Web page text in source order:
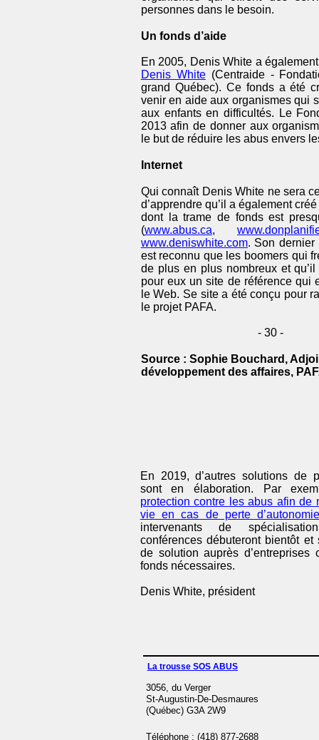
personnes dans le besoin.
Un fonds d’aide
En 2005, Denis White a
Denis White(Centraide -
grand Québec). Ce fonds a été
venir en aide aux organismes qui
aux enfants en difficultés. Le
2013 afin de donner aux
le but de réduire les abus envers
Internet
Qui connaît Denis White ne sera
d’apprendre qu’il a également
dont la trame de fonds est
(www.abus.ca,
www.deniswhite.com. Son
est reconnu que les boomers qui
de plus en plus nombreux et
pour eux un site de référence qui
le Web. Se site a été conçu pour
le projet PAFA.
- 30 -
Source : Sophie Bouchard,
développement des affaires,
3056, du Verger
St-Augustin-De-Desmaures
(Québec) G3A 2W9
La trousse SOS ABUS
Téléphone : (418) 877-2688
En 2019, d’autres solutions de
sont en élaboration. Par
protection contre les abus afin de
vie en cas de perte
intervenants de
conférences débuteront bientôt et
de solution auprès
fonds nécessaires.
Denis White, président